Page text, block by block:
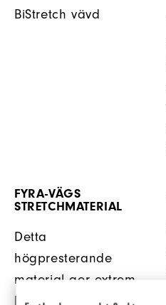
BiStretch vävd
FYRA-VÄGS
STRETCHMATERIAL
Detta
högpresterande
material ger extrem
komfort och tillåter